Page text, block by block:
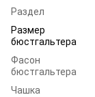
Раздел
Размер
бюстгальтера
Фасон
бюстгальтера
Чашка